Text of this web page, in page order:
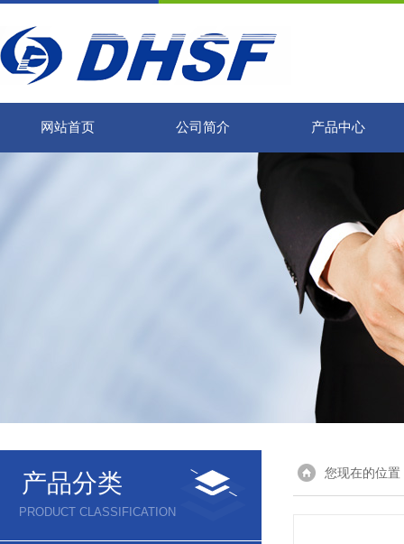
网站首页 公司简介 产品中心
产品分类
PRODUCT CLASSIFICATION
您现在的位置